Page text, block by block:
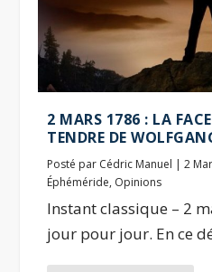
2 MARS 1786 : LA
TENDRE DE
Posté par Cédric Manuel |2
Éphéméride, Opinions
Instant classique – 2
jour pour jour. En ce